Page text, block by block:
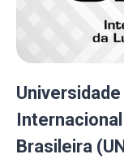
Brasileira